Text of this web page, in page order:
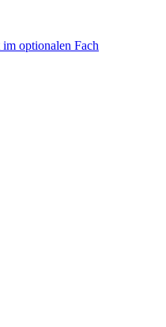
optionalen Fach